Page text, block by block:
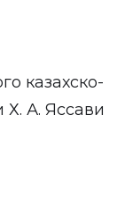
казахско-
Х. А. Яссави